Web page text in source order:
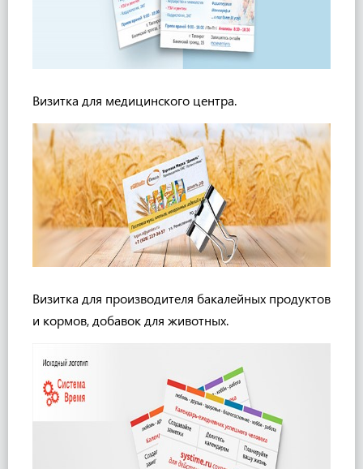
Визитка для медицинского центра.
Визитка для производителя бакалейных продуктов
и кормов, добавок для животных.